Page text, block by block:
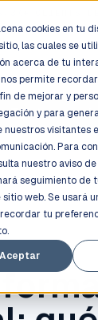
cookies en tu
las cuales se
acerca de tu
permite
de mejorar y
y para
visitantes
Para
nuestro aviso
seguimiento de
web. Se usará
tu
Aceptar
Talk to an